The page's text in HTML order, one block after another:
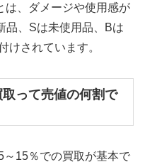
は、ダメージや使用感が
品、Sは未使用品、Bは
けされています。
って売値の何割で
15％での買取が基本で